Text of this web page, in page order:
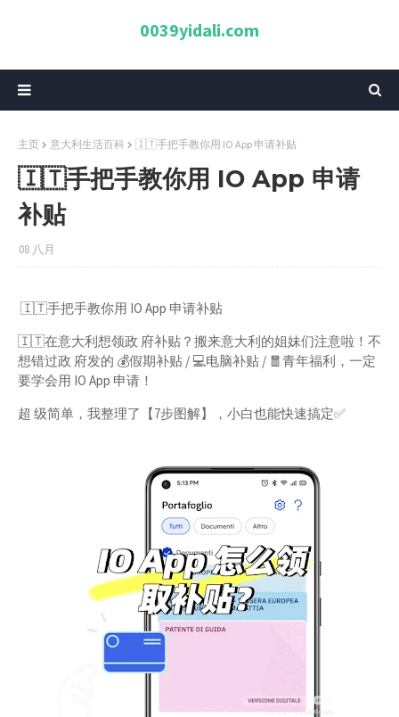
0039yidali.com
主页 意大利生活百科 🇮🇹手把手教你用 IO App 申请补贴
🇮🇹手把手教你用 IO App 申请
补贴
08 八月
🇮🇹手把手教你用 IO App 申请补贴
🇮🇹在意大利想领政 府补贴？搬来意大利的姐妹们注意啦！不
想错过政 府发的 💰假期补贴 / 💻电脑补贴 / 🧧青年福利，一定
要学会用 IO App 申请！
超 级简单，我整理了【7步图解】，小白也能快速搞定✅